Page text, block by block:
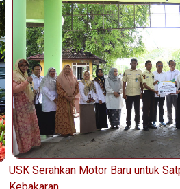
USK Serahkan Motor Baru untuk